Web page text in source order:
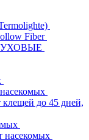
Fiber
до 45 дней,